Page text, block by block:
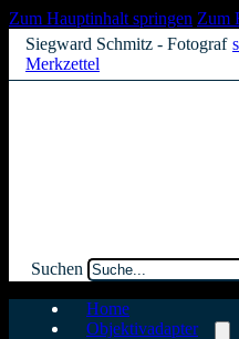
Zum Hauptinhalt springen Zum
Siegward Schmitz - Fotograf
Merkzettel
Suchen
Home
Objektivadapter